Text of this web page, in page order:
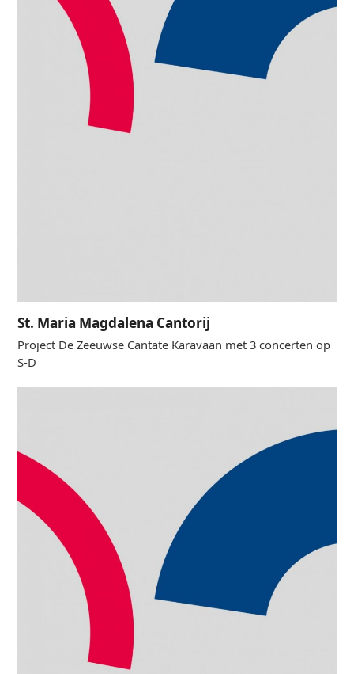
St. Maria Magdalena Cantorij
Project De Zeeuwse Cantate Karavaan met 3 concerten op
S-D